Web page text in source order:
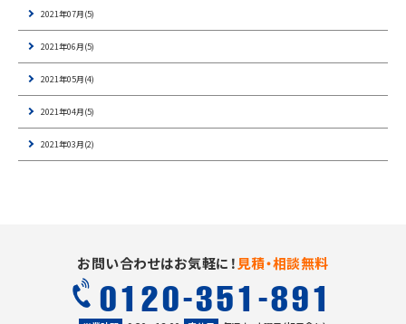
2021年07月(5)
2021年06月(5)
2021年05月(4)
2021年04月(5)
2021年03月(2)
お問い合わせはお気軽に！ 見積・相談無料
0120-351-891